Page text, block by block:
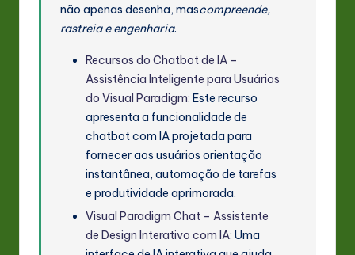
não apenas desenha, mascompreende,
rastreia e engenharia.
Recursos do Chatbot de IA –
Assistência Inteligente para Usuários
do Visual Paradigm: Este recurso
apresenta a funcionalidade de
chatbot com IA projetada para
fornecer aos usuários orientação
instantânea, automação de tarefas
e produtividade aprimorada.
Visual Paradigm Chat – Assistente
de Design Interativo com IA: Uma